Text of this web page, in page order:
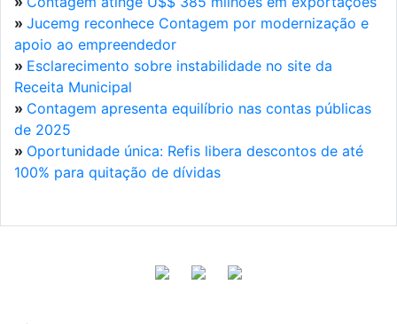
» Jucemg reconhece Contagem por modernização e
apoio ao empreendedor
» Esclarecimento sobre instabilidade no site da
Receita Municipal
» Contagem apresenta equilíbrio nas contas públicas
de 2025
» Oportunidade única: Refis libera descontos de até
100% para quitação de dívidas